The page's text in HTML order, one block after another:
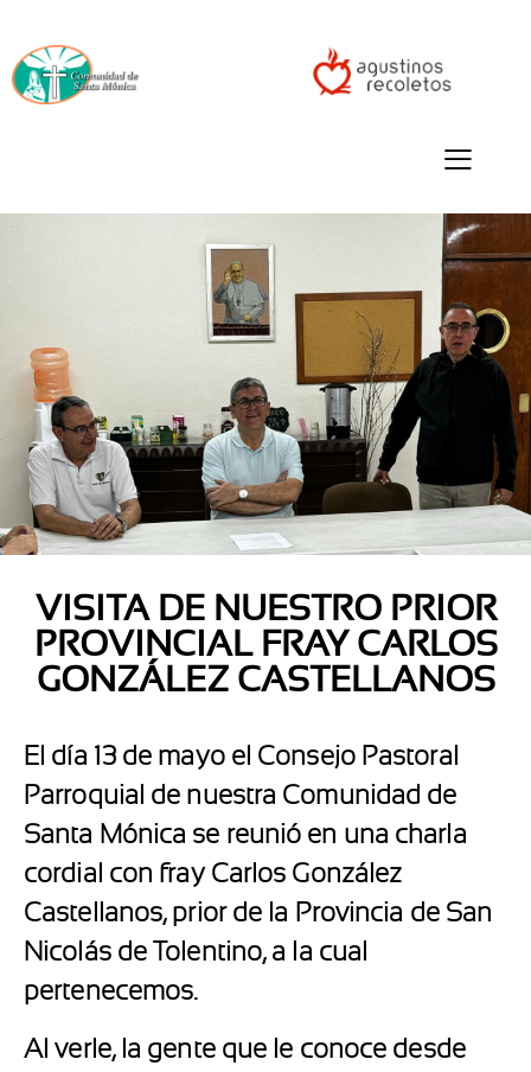
VISITA DE NUESTRO PRIOR
PROVINCIAL FRAY CARLOS
GONZÁLEZ CASTELLANOS
El día 13 de mayo el Consejo Pastoral
Parroquial de nuestra Comunidad de
Santa Mónica se reunió en una charla
cordial con fray Carlos González
Castellanos, prior de la Provincia de San
Nicolás de Tolentino, a la cual
pertenecemos.
Al verle, la gente que le conoce desde